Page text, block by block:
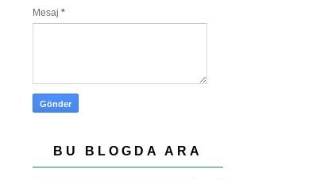
Mesaj *
BU BLOGDA ARA